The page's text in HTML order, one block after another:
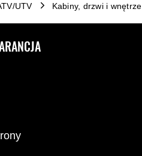
UTV Kabiny, drzwi i wnętrze